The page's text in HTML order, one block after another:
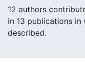
12 authors
in 13 publications
described.